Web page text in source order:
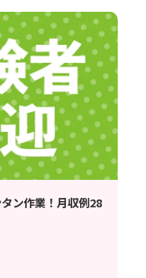
ン作業！月収例28